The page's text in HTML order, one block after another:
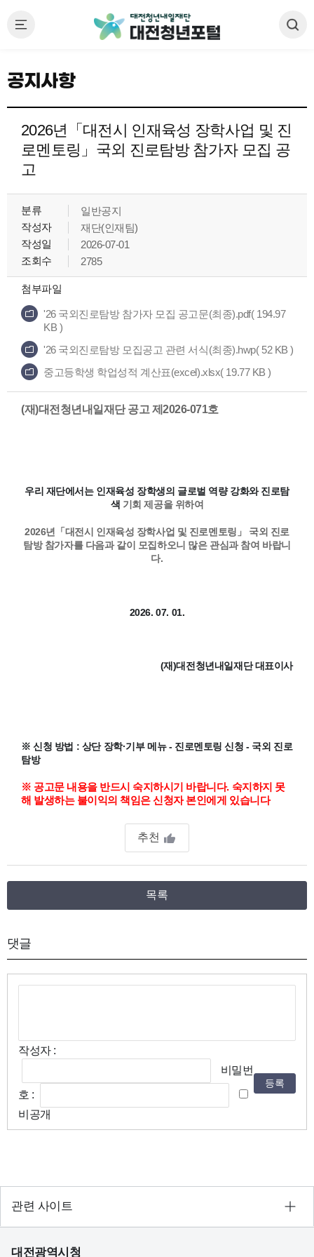
공지사항
2026년「대전시 인재육성 장학사업 및 진
로멘토링」국외 진로탐방 참가자 모집 공
고
분류
일반공지
작성자
재단(인재팀)
작성일
2026-07-01
조회수
2785
첨부파일
'26 국외진로탐방 참가자 모집 공고문(최종).pdf( 194.97
KB )
'26 국외진로탐방 모집공고 관련 서식(최종).hwp( 52 KB )
중고등학생 학업성적 계산표(excel).xlsx( 19.77 KB )
(재)대전청년내일재단 공고 제2026-071호
우리 재단에서는 인재육성 장학생의 글로벌 역량 강화와 진로탐
색 기회 제공을 위하여
2026년「대전시 인재육성 장학사업 및 진로멘토링」 국외 진로
탐방 참가자를 다음과 같이 모집하오니 많은 관심과 참여 바랍니
다.
2026. 07. 01.
(재)대전청년내일재단 대표이사
※ 신청 방법 : 상단 장학·기부 메뉴 - 진로멘토링 신청 - 국외 진로
탐방
※ 공고문 내용을 반드시 숙지하시기 바랍니다. 숙지하지 못
해 발생하는 불이익의 책임은 신청자 본인에게 있습니다
추천
목록
댓글
작성자 :
비밀번
호 :
비공개
등록
관련 사이트
대전광역시청